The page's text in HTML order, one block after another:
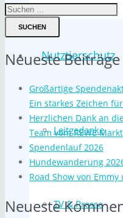
Nutztierschutz
Leitgedanke
TV & Presse
SUCHEN
Neueste Beiträge
Großartige
Ein starkes Zeichen
Herzlichen Dank an
Team vom REWE
Spendenlauf 2026
Hundewanderung
Road Show von Emmy
Neueste